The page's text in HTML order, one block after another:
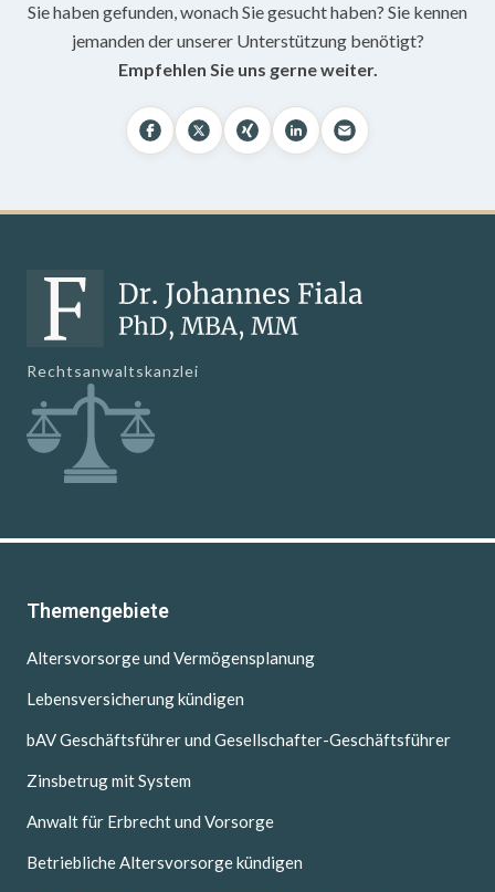
Sie haben gefunden, wonach Sie gesucht haben? Sie kennen
jemanden der unserer Unterstützung benötigt?
Empfehlen Sie uns gerne weiter.
Rechtsanwaltskanzlei
Themengebiete
Altersvorsorge und Vermögensplanung
Lebensversicherung kündigen
bAV Geschäftsführer und Gesellschafter-Geschäftsführer
Zinsbetrug mit System
Anwalt für Erbrecht und Vorsorge
Betriebliche Altersvorsorge kündigen